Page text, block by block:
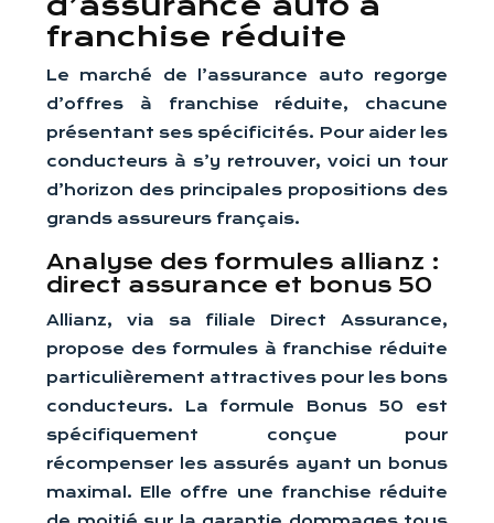
franchise réduite
Le marché de l’assurance auto regorge
d’offres à franchise réduite, chacune
présentant ses spécificités. Pour aider les
conducteurs à s’y retrouver, voici un tour
d’horizon des principales propositions des
grands assureurs français.
Analyse des formules allianz :
direct assurance et bonus 50
Allianz, via sa filiale Direct Assurance,
propose des formules à franchise réduite
particulièrement attractives pour les bons
conducteurs. La formule Bonus 50 est
spécifiquement conçue pour
récompenser les assurés ayant un bonus
maximal. Elle offre une franchise réduite